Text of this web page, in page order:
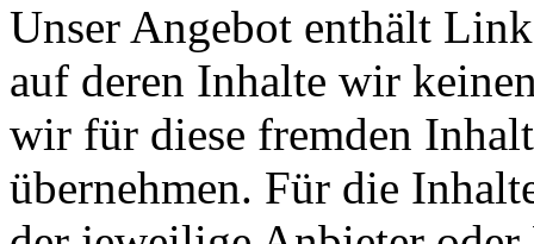
Unser Angebot enthält
auf deren Inhalte wir
wir für diese fremden
übernehmen. Für die